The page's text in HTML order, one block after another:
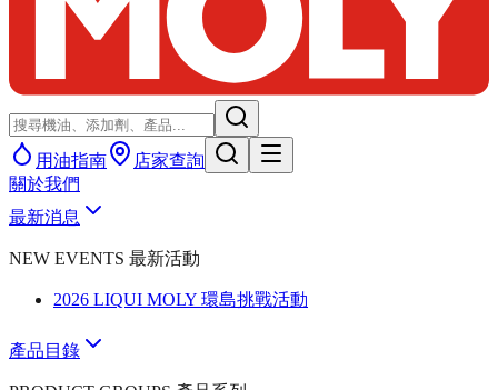
用油指南
店家查詢
關於我們
最新消息
NEW EVENTS 最新活動
2026 LIQUI MOLY 環島挑戰活動
產品目錄